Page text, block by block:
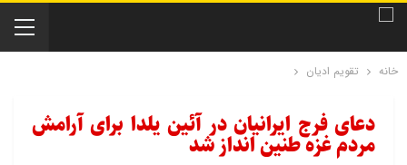
خانه تقویم ادیان
دعای فرج ایرانیان در آئین یلدا برای آرامش
مردم غزه طنین انداز شد